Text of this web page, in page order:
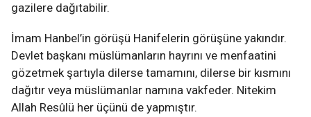
gazilere dağıtabilir.
İmam Hanbel’in görüşü Hanifelerin görüşüne yakındır.
Devlet başkanı müslümanların hayrını ve menfaatini
gözetmek şartıyla dilerse tamamını, dilerse bir kısmını
dağıtır veya müslümanlar namına vakfeder. Nitekim
Allah Resûlü her üçünü de yapmıştır.